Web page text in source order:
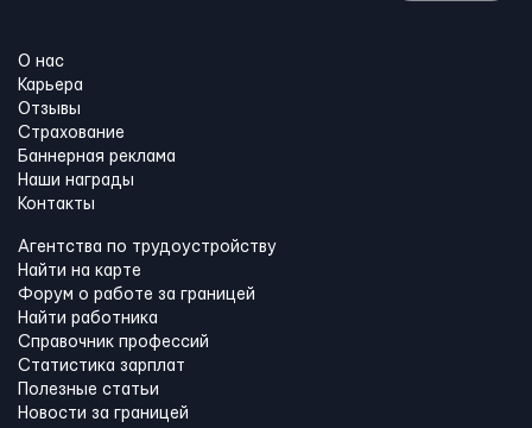
О нас
Карьера
Отзывы
Страхование
Баннерная реклама
Наши награды
Контакты
Агентства по трудоустройству
Найти на карте
Форум о работе за границей
Найти работника
Справочник профессий
Статистика зарплат
Полезные статьи
Новости за границей